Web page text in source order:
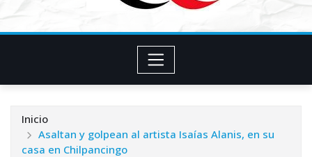
Inicio
Asaltan y golpean al artista Isaías Alanis, en su
casa en Chilpancingo